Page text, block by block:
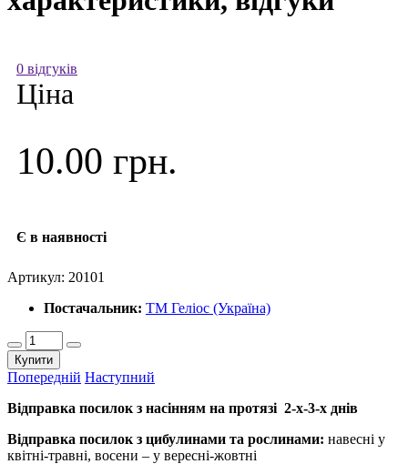
0 відгуків
Ціна
10.00 грн.
Є в наявності
Артикул: 20101
Постачальник: ТМ Геліос (Україна)
Купити
Попередній Наступний
Відправка посилок з насінням на протязі 2-х-3-х днів
Відправка посилок з цибулинами та рослинами: навесні у
квітні-травні, восени – у вересні-жовтні